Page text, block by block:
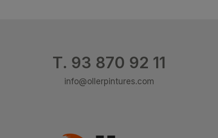
T. 93 870 92 11
info@ollerpintures.com